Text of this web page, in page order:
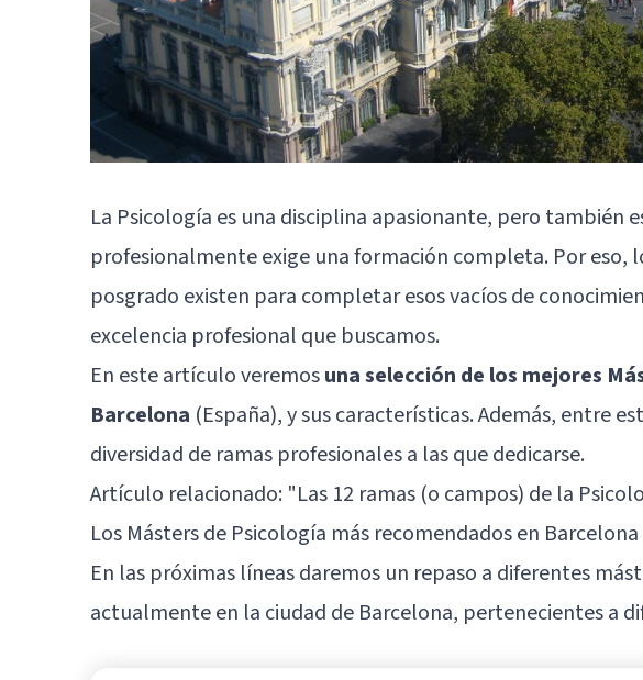
La Psicología es una disciplina apasionante, pero también
profesionalmente exige una formación completa. Por eso,
posgrado existen para completar esos vacíos de
excelencia profesional que buscamos.
En este artículo veremosuna selección de los mejores
Barcelona (España), y sus características. Además, entre
diversidad de ramas profesionales a las que dedicarse.
Artículo relacionado: "Las 12 ramas (o campos) de la
Los Másters de Psicología más recomendados en Barcelona
En las próximas líneas daremos un repaso a diferentes
actualmente en la ciudad de Barcelona, pertenecientes a